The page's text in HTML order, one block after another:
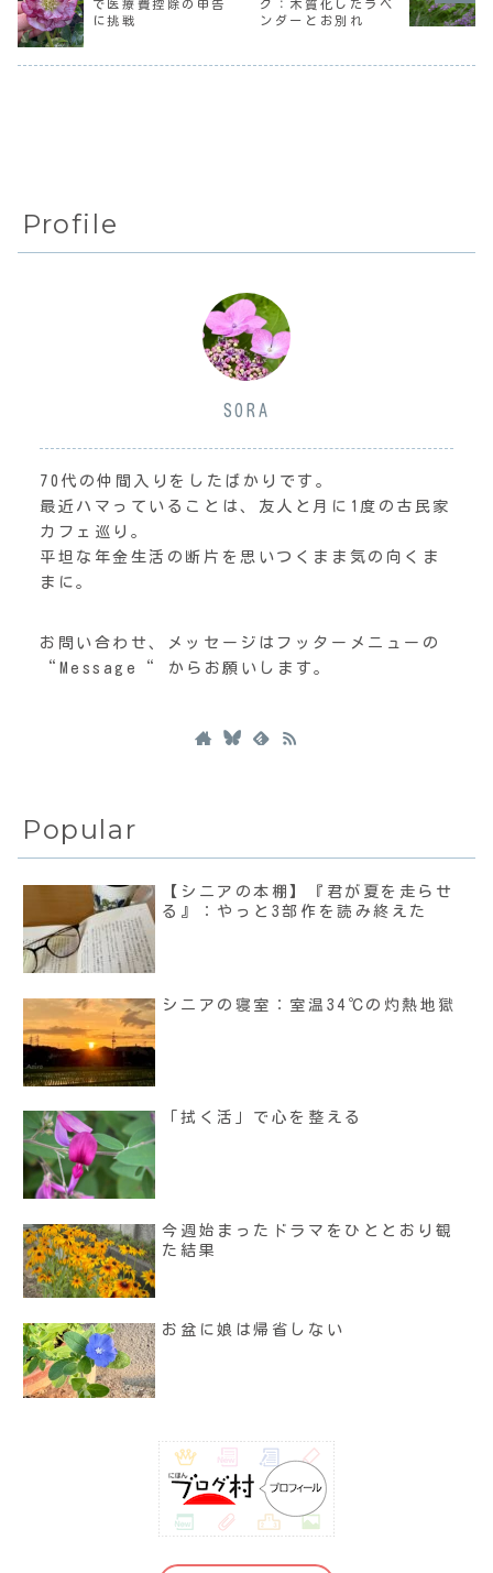
なんて、またほぼ
ほぼ放置に近い状
態になっている東
庭...
と、なんとサービ
スが終了すると。
なったり、肌が乾
燥したりするよう
で医療費控除の申告
に挑戦
グ：木質化したラベ
ンダーとお別れ
Profile
SORA
70代の仲間入りをしたばかりです。
最近ハマっていることは、友人と月に1度の古民家
カフェ巡り。
平坦な年金生活の断片を思いつくまま気の向くま
まに。
お問い合わせ、メッセージはフッターメニューの
“Message“ からお願いします。
Popular
【シニアの本棚】『君が夏を走らせ
る』：やっと3部作を読み終えた
シニアの寝室：室温34℃の灼熱地獄
「拭く活」で心を整える
今週始まったドラマをひととおり観
た結果
お盆に娘は帰省しない